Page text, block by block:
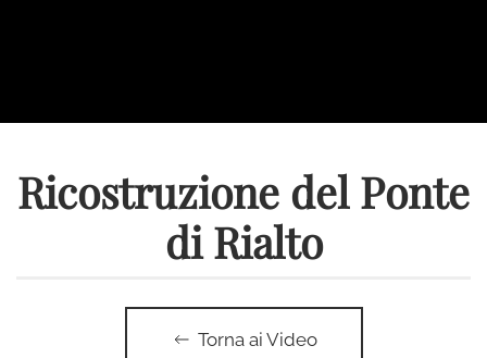
Ricostruzione del Ponte
di Rialto
Torna ai Video